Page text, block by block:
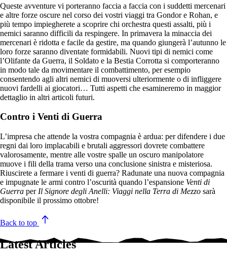
Queste avventure vi porteranno faccia a faccia con i suddetti mercenari
e altre forze oscure nel corso dei vostri viaggi tra Gondor e Rohan, e
più tempo impiegherete a scoprire chi orchestra questi assalti, più i
nemici saranno difficili da respingere. In primavera la minaccia dei
mercenari è ridotta e facile da gestire, ma quando giungerà l’autunno le
loro forze saranno diventate formidabili. Nuovi tipi di nemici come
l’Olifante da Guerra, il Soldato e la Bestia Corrotta si comporteranno
in modo tale da movimentare il combattimento, per esempio
consentendo agli altri nemici di muoversi ulteriormente o di infliggere
nuovi fardelli ai giocatori… Tutti aspetti che esamineremo in maggior
dettaglio in altri articoli futuri.
Contro i Venti di Guerra
L’impresa che attende la vostra compagnia è ardua: per difendere i due
regni dai loro implacabili e brutali aggressori dovrete combattere
valorosamente, mentre alle vostre spalle un oscuro manipolatore
muove i fili della trama verso una conclusione sinistra e misteriosa.
Riuscirete a fermare i venti di guerra? Radunate una nuova compagnia
e impugnate le armi contro l’oscurità quando l’espansione Venti di
Guerra per Il Signore degli Anelli: Viaggi nella Terra di Mezzo sarà
disponibile il prossimo ottobre!
Back to top
Latest Articles